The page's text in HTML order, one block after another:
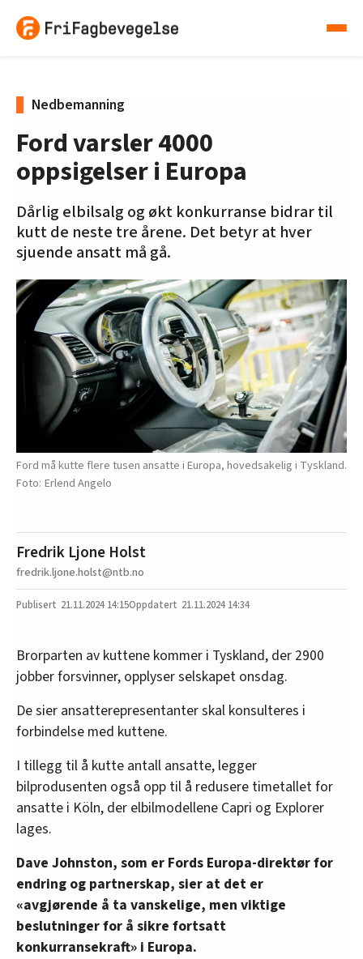
Nedbemanning
Ford varsler 4000
oppsigelser i Europa
Dårlig elbilsalg og økt konkurranse bidrar til
kutt de neste tre årene. Det betyr at hver
sjuende ansatt må gå.
Ford må kutte flere tusen ansatte i Europa, hovedsakelig i Tyskland.
Erlend Angelo
Fredrik Ljone Holst
fredrik.ljone.holst@ntb.no
21.11.2024 14:15 21.11.2024 14:34
Brorparten av kuttene kommer i Tyskland, der 2900
jobber forsvinner, opplyser selskapet onsdag.
De sier ansatterepresentanter skal konsulteres i
forbindelse med kuttene.
I tillegg til å kutte antall ansatte, legger
bilprodusenten også opp til å redusere timetallet for
ansatte i Köln, der elbilmodellene Capri og Explorer
lages.
Dave Johnston, som er Fords Europa-direktør for
endring og partnerskap, sier at det er
«avgjørende å ta vanskelige, men viktige
beslutninger for å sikre fortsatt
konkurransekraft» i Europa.